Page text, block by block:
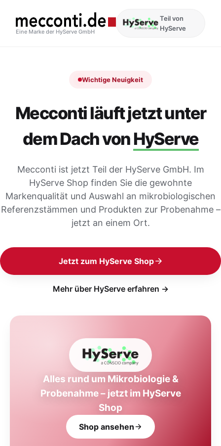
Eine Marke der HyServe GmbH
Teil von
HyServe
Wichtige Neuigkeit
Mecconti läuft jetzt unter
dem Dach vonHyServe
Mecconti ist jetzt Teil der HyServe GmbH. Im
HyServe Shop finden Sie die gewohnte
Markenqualität und Auswahl an mikrobiologischen
Referenzstämmen und Produkten zur Probenahme –
jetzt an einem Ort.
Jetzt zum HyServe Shop
Mehr über HyServe erfahren →
Alles rund um Mikrobiologie &
Probenahme – jetzt im HyServe
Shop
Shop ansehen